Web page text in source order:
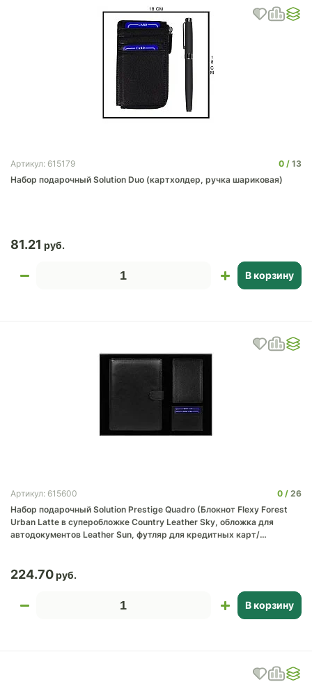
Артикул: 615179 0
13
Набор подарочный Solution Duo (картхолдер, ручка шариковая)
81.21
В корзину
Артикул: 615600 0
26
Набор подарочный Solution Prestige Quadro (Блокнот Flexy Forest
Urban Latte в суперобложке Country Leather Sky, обложка для
автодокументов Leather Sun, футляр для кредитных карт/
224.70
В корзину